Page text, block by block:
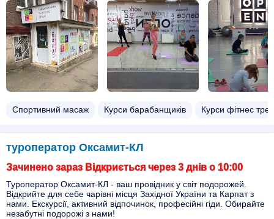
Спортивний масаж Курси барабанщиків Курси фітнес
туроператор Оксамит-КЛ
Зачинено зараз Відкриється через 3 днів о 10:00
Туроператор Оксамит-КЛ - ваш провідник у світ подорожей.
Відкрийте для себе чарівні місця Західної України та Карпат з
нами. Екскурсії, активний відпочинок, професійні гіди. Обирайте
незабутні подорожі з нами!